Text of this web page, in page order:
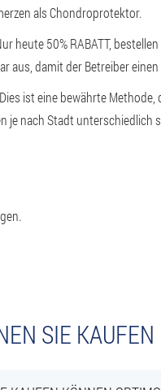
als Chondroprotektor.
50% RABATT,
aus, damit der Betreiber
ist eine bewährte
nach Stadt unterschiedlich
SIE